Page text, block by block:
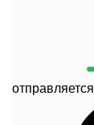
отправляется